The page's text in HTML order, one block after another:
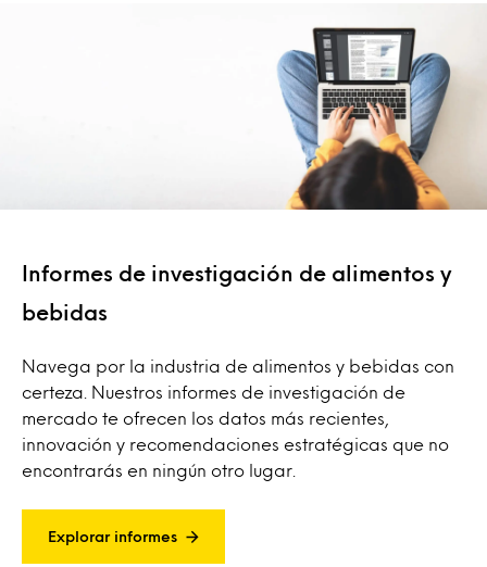
Informes de investigación de alimentos y
bebidas
Navega por la industria de alimentos y bebidas con
certeza. Nuestros informes de investigación de
mercado te ofrecen los datos más recientes,
innovación y recomendaciones estratégicas que no
encontrarás en ningún otro lugar.
Explorar informes